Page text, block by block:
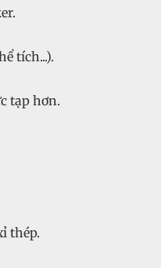
tích...).
tạp hơn.
thép.